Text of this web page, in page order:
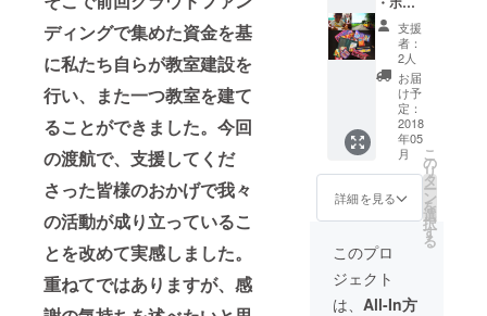
ディングで集めた資金を基
に私たち自らが教室建設を
行い、また一つ教室を建て
ることができました。今回
の渡航で、支援してくだ
さった皆様のおかげで我々
の活動が成り立っているこ
とを改めて実感しました。
重ねてではありますが、感
もたちがカ
メラに向
かってそれ
ぞれの笑顔
を向けたこ
とに感動
し、この言
葉で世界中
の人々を笑
顔にしたい
と考えたこ
とが、この
理念の由来
もたち
からの
サンク
スカー
ド（現
地に赴
いた際
に子ど
もたち
にお礼
のメッ
セージ
いま
トカー
ド2種
(フィリ
ピンの
子ども
たちの
写真が
ついて
いま
す。上
の写真
二つ。)
もたち
からの
サンク
スカー
支援
者：
2人
お届
け予
定：
2018
年05
月
詳細を見る
こ
の
リ
タ
ー
ン
を
選
択
す
る
このプロ
ジェクト
は、 All-In方